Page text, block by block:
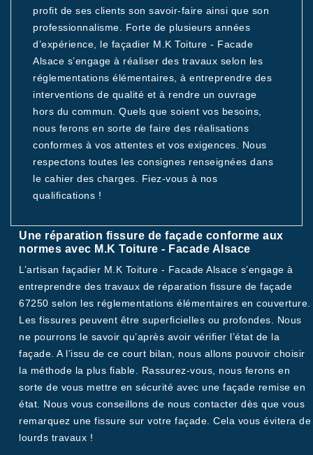
profit de ses clients son savoir-faire ainsi que son
professionnalisme. Forte de plusieurs années
d’expérience, le façadier M.K Toiture - Facade
Alsace s’engage à réaliser des travaux selon les
réglementations élémentaires, à entreprendre des
interventions de qualité et à rendre un ouvrage
hors du commun. Quels que soient vos besoins,
nous ferons en sorte de faire des réalisations
conformes à vos attentes et vos exigences. Nous
respectons toutes les consignes renseignées dans
le cahier des charges. Fiez-vous à nos
qualifications !
Une réparation fissure de façade conforme aux
normes avec M.K Toiture - Facade Alsace
L’artisan façadier M.K Toiture - Facade Alsace s’engage à
entreprendre des travaux de réparation fissure de façade
67250 selon les réglementations élémentaires en couverture.
Les fissures peuvent être superficielles ou profondes. Nous
ne pourrons le savoir qu’après avoir vérifier l’état de la
façade. A l’issu de ce court bilan, nous allons pouvoir choisir
la méthode la plus fiable. Rassurez-vous, nous ferons en
sorte de vous mettre en sécurité avec une façade remise en
état. Nous vous conseillons de nous contacter dès que vous
remarquez une fissure sur votre façade. Cela vous évitera de
lourds travaux !